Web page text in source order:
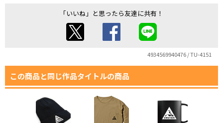
「いいね」と思ったら友達に共有！
4934569940476 / TU-4151
この商品と同じ作品タイトルの商品